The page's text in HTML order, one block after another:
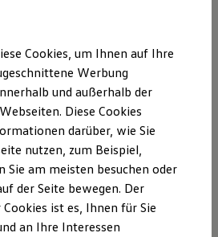
& Apps
App
für Ihren ID. Buzz
für Ihren Transporter/Caravelle
für Ihren Amarok
für andere Modelle
Pro
Data
Pathfinder
Software Updates
und Sicherheitssysteme
und Ölverdünnung
Cookies, um Ihnen auf Ihre
Werbung
und außerhalb der
Diese Cookies
darüber, wie Sie
nutzen, zum Beispiel,
Sie am meisten besuchen oder
der Seite bewegen. Der
Cookies ist es, Ihnen für Sie
an Ihre Interessen